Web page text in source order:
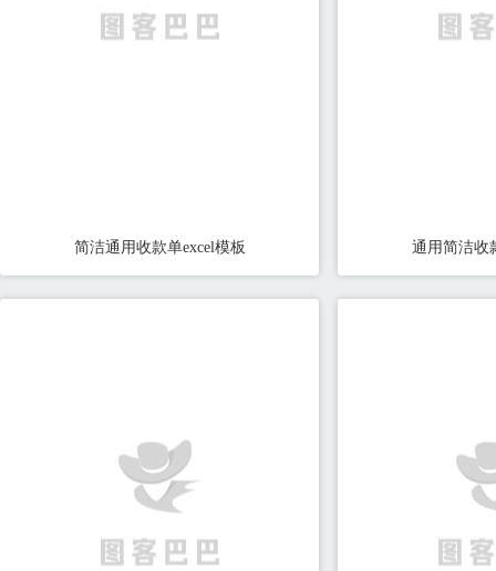
简洁通用收款单excel模板 通用简洁收